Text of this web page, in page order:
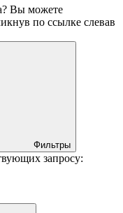
Вы можете
по ссылке слевав
Фильтры
запросу: